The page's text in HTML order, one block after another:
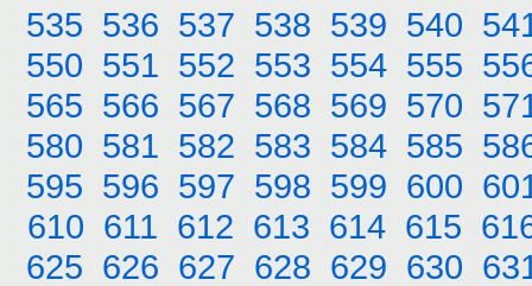
535 536 537 538 539 540
550 551 552 553 554 555
565 566 567 568 569 570
580 581 582 583 584 585
595 596 597 598 599 600
610 611 612 613 614 615
625 626 627 628 629 630